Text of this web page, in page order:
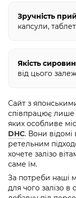
Зручність
капсули,
Якість
від цього
Сайт з
співпрацює
яких особливе
DHC. Вони відомі
ретельним
хочете залізо
саме їм.
За потреби наші
для чого залізо в